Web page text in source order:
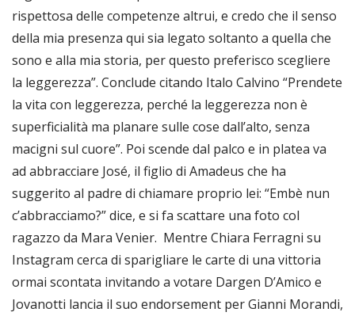
rispettosa delle competenze altrui, e credo che il senso
della mia presenza qui sia legato soltanto a quella che
sono e alla mia storia, per questo preferisco scegliere
la leggerezza”. Conclude citando Italo Calvino “Prendete
la vita con leggerezza, perché la leggerezza non è
superficialità ma planare sulle cose dall’alto, senza
macigni sul cuore”. Poi scende dal palco e in platea va
ad abbracciare José, il figlio di Amadeus che ha
suggerito al padre di chiamare proprio lei: “Embè nun
c’abbracciamo?” dice, e si fa scattare una foto col
ragazzo da Mara Venier. Mentre Chiara Ferragni su
Instagram cerca di sparigliare le carte di una vittoria
ormai scontata invitando a votare Dargen D’Amico e
Jovanotti lancia il suo endorsement per Gianni Morandi,